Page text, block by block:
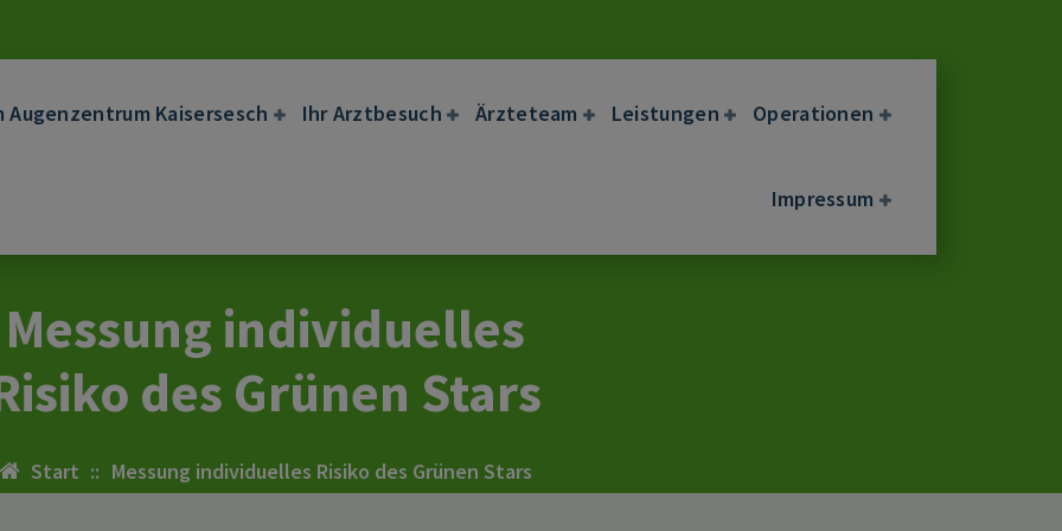
Augenzentrum Kaisersesch Ihr Arztbesuch Ärzteteam Leistungen Operationen
Impressum
Messung individuelles
des Grünen Stars
Start :: Messung individuelles Risiko des Grünen Stars